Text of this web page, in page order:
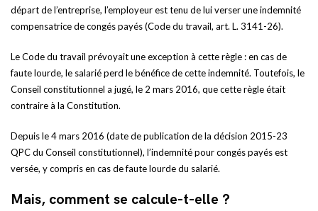
départ de l’entreprise, l’employeur est tenu de lui verser une indemnité
compensatrice de congés payés (Code du travail, art. L. 3141-26).
Le Code du travail prévoyait une exception à cette règle : en cas de
faute lourde, le salarié perd le bénéfice de cette indemnité. Toutefois, le
Conseil constitutionnel a jugé, le 2 mars 2016, que cette règle était
contraire à la Constitution.
Depuis le 4 mars 2016 (date de publication de la décision 2015-23
QPC du Conseil constitutionnel), l’indemnité pour congés payés est
versée, y compris en cas de faute lourde du salarié.
Mais, comment se calcule-t-elle ?